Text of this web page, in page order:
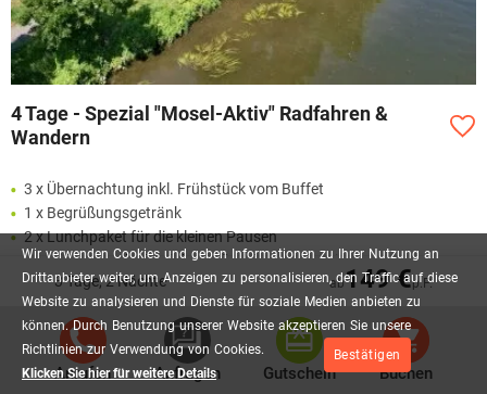
Wir verwenden Cookies und geben Informationen zu Ihrer Nutzung an
Drittanbieter weiter, um Anzeigen zu personalisieren, den Traffic auf diese
Website zu analysieren und Dienste für soziale Medien anbieten zu
können. Durch Benutzung unserer Website akzeptieren Sie unsere
Richtlinien zur Verwendung von Cookies.
Klicken Sie hier für weitere Details
Bestätigen
3 Tage, 2 Nächte ab149 €p.P.
Anrufen Anfragen Gutschein Buchen
4 Tage - Spezial "Mosel-Aktiv" Radfahren &
Wandern
3 x Übernachtung inkl. Frühstück vom Buffet
1 x Begrüßungsgetränk
2 x Lunchpaket für die kleinen Pausen
1 x inkl. 1 Flasche "Weinbergpfirsich Secco" je Zimmer
inkl. Nutzung des SPA- & Wellnessbereichs
inkl. Leihbademantel, Saunatuch & Wellness-Slipper
Mehr lesen